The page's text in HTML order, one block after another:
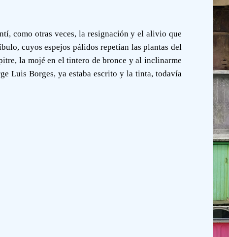
como otras veces, la resignación y el alivio que
cuyos espejos pálidos repetían las plantas del
la mojé en el tintero de bronce y al inclinarme
Luis Borges, ya estaba escrito y la tinta, todavía